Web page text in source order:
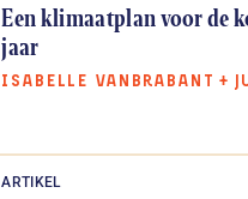
Een klimaatplan voor de
jaar
ISABELLE VANBRABANT +
ARTIKEL